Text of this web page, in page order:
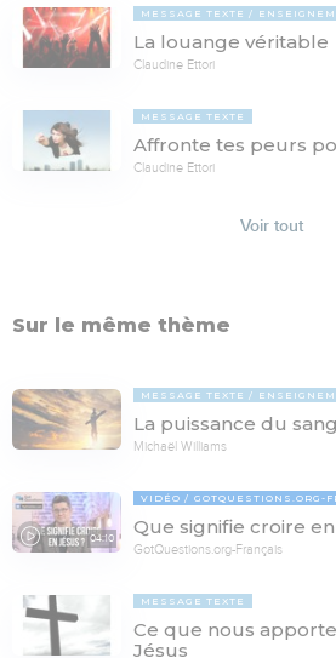
MESSAGE TEXTE
La louange véritable
Claudine Ettori
MESSAGE TEXTE
Affronte tes peurs
Claudine Ettori
Voir tout
Sur le même thème
MESSAGE TEXTE
La puissance du
Michaël Williams
04:10
VIDÉO GOTQUESTIONS.ORG-
Que signifie croire
GotQuestions.org-Français
MESSAGE TEXTE
Ce que nous
Jésus